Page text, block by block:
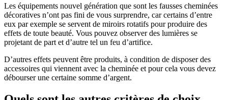
Les équipements nouvel génération que sont les fausses cheminées
décoratives n’ont pas fini de vous surprendre, car certains d’entre
eux par exemple se servent de miroirs rotatifs pour produire des
effets de toute beauté. Vous pouvez observer des lumières se
projetant de part et d’autre tel un feu d’artifice.
D’autres effets peuvent être produits, à condition de disposer des
accessoires qui viennent avec la cheminée et pour cela vous devez
débourser une certaine somme d’argent.